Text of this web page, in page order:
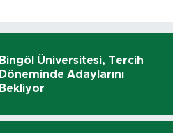
Bingöl Üniversitesi, Tercih
Döneminde Adaylarını
Bekliyor